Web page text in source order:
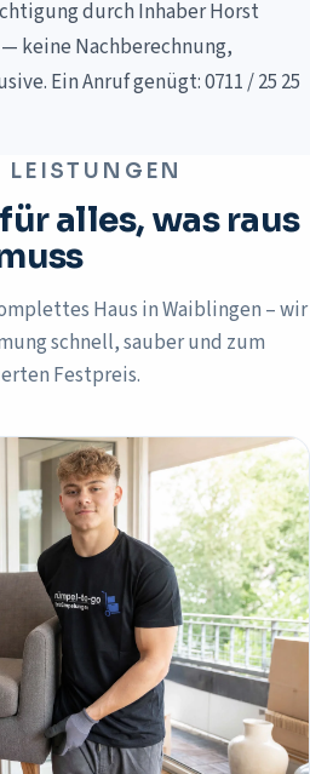
durch Inhaber Horst
keine Nachberechnung,
Ein Anruf genügt: 0711 / 25 25
LEISTUNGEN
alles, was raus
Haus inWaiblingen – wir
schnell, sauber und zum
Festpreis.